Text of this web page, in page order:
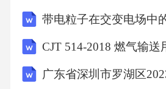
二、填空题（每空1分，共25
卫星在大气层
带电粒子在交变电场中
CJT 514-2018 燃气输送